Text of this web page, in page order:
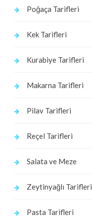
Poğaça Tarifleri
Kek Tarifleri
Kurabiye Tarifleri
Makarna Tarifleri
Pilav Tarifleri
Reçel Tarifleri
Salata ve Meze
Zeytinyağlı Tarifleri
Pasta Tarifleri